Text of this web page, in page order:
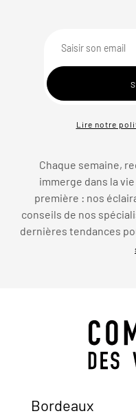
Lire notre
Chaque semaine,
immerge dans la
première : nos
conseils de nos
dernières tendances
Bordeaux